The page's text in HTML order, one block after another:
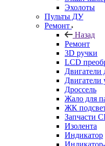
Эхолоты
Пульты ДУ
Ремонт
Назад
Ремонт
3D ручки
LCD
Двигатели
Двигатели
Дроссель
Жало для
ЖК
Запчасти
Изолента
Индикатор